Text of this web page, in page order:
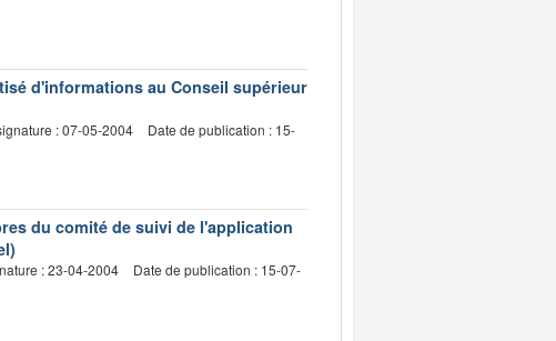
d'informations au Conseil supérieur
: 07-05-2004
Date de publication : 15-
du comité de suivi de l'application
: 23-04-2004
Date de publication : 15-07-